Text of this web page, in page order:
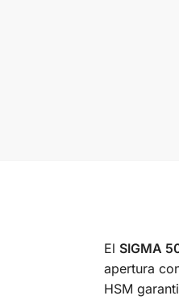
El SIGMA
apertura
HSM